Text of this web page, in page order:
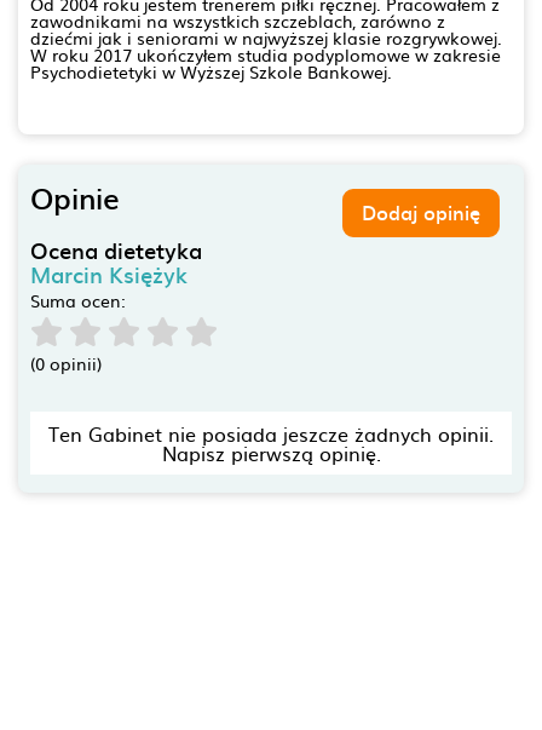
zawodnikami na wszystkich szczeblach, zarówno z
dziećmi jak i seniorami w najwyższej klasie rozgrywkowej.
W roku 2017 ukończyłem studia podyplomowe w zakresie
Psychodietetyki w Wyższej Szkole Bankowej.
Opinie Dodaj opinię
Ocena dietetyka
Marcin Księżyk
Suma ocen:
(0 opinii)
Ten Gabinet nie posiada jeszcze żadnych opinii.
Napisz pierwszą opinię.